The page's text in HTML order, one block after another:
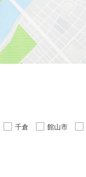
千倉 館山市